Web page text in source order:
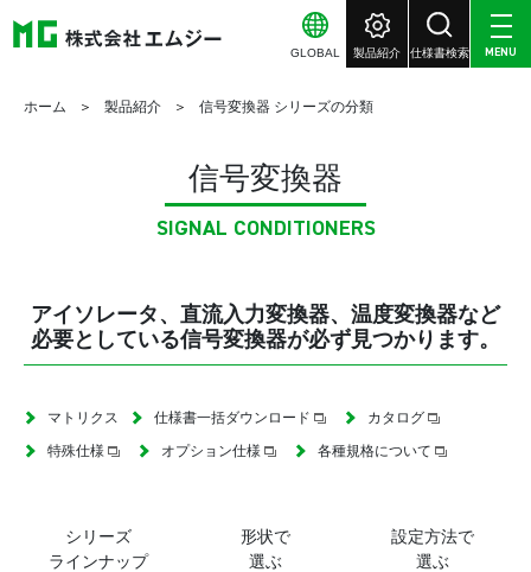
GLOBAL 製品紹介 仕様書検索 MENU
ホーム 製品紹介 信号変換器 シリーズの分類
信号変換器
SIGNAL CONDITIONERS
アイソレータ、直流入力変換器、温度変換器など
必要としている信号変換器が必ず見つかります。
マトリクス 仕様書一括ダウンロード
カタログ
特殊仕様
オプション仕様 各種規格について
シリーズ
ラインナップ
形状で
選ぶ
設定方法で
選ぶ